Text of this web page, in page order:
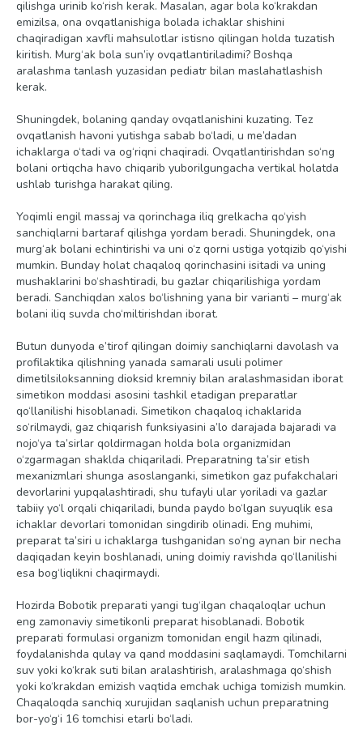
qilishga urinib ko‘rish kerak. Masalan, agar bola ko‘krakdan
emizilsa, ona ovqatlanishiga bolada ichaklar shishini
chaqiradigan xavfli mahsulotlar istisno qilingan holda tuzatish
kiritish. Murg‘ak bola sun’iy ovqatlantiriladimi? Boshqa
aralashma tanlash yuzasidan pediatr bilan maslahatlashish
kerak.
Shuningdek, bolaning qanday ovqatlanishini kuzating. Tez
ovqatlanish havoni yutishga sabab bo‘ladi, u me’dadan
ichaklarga o‘tadi va og‘riqni chaqiradi. Ovqatlantirishdan so‘ng
bolani ortiqcha havo chiqarib yuborilgungacha vertikal holatda
ushlab turishga harakat qiling.
Yoqimli engil massaj va qorinchaga iliq grelkacha qo‘yish
sanchiqlarni bartaraf qilishga yordam beradi. Shuningdek, ona
murg‘ak bolani echintirishi va uni o‘z qorni ustiga yotqizib qo‘yishi
mumkin. Bunday holat chaqaloq qorinchasini isitadi va uning
mushaklarini bo‘shashtiradi, bu gazlar chiqarilishiga yordam
beradi. Sanchiqdan xalos bo‘lishning yana bir varianti – murg‘ak
bolani iliq suvda cho‘miltirishdan iborat.
Butun dunyoda e’tirof qilingan doimiy sanchiqlarni davolash va
profilaktika qilishning yanada samarali usuli polimer
dimetilsiloksanning dioksid kremniy bilan aralashmasidan iborat
simetikon moddasi asosini tashkil etadigan preparatlar
qo‘llanilishi hisoblanadi. Simetikon chaqaloq ichaklarida
so‘rilmaydi, gaz chiqarish funksiyasini a’lo darajada bajaradi va
nojo‘ya ta’sirlar qoldirmagan holda bola organizmidan
o‘zgarmagan shaklda chiqariladi. Preparatning ta’sir etish
mexanizmlari shunga asoslanganki, simetikon gaz pufakchalari
devorlarini yupqalashtiradi, shu tufayli ular yoriladi va gazlar
tabiiy yo‘l orqali chiqariladi, bunda paydo bo‘lgan suyuqlik esa
ichaklar devorlari tomonidan singdirib olinadi. Eng muhimi,
preparat ta’siri u ichaklarga tushganidan so‘ng aynan bir necha
daqiqadan keyin boshlanadi, uning doimiy ravishda qo‘llanilishi
esa bog‘liqlikni chaqirmaydi.
Hozirda Bobotik preparati yangi tug‘ilgan chaqaloqlar uchun
eng zamonaviy simetikonli preparat hisoblanadi. Bobotik
preparati formulasi organizm tomonidan engil hazm qilinadi,
foydalanishda qulay va qand moddasini saqlamaydi. Tomchilarni
suv yoki ko‘krak suti bilan aralashtirish, aralashmaga qo‘shish
yoki ko‘krakdan emizish vaqtida emchak uchiga tomizish mumkin.
Chaqaloqda sanchiq xurujidan saqlanish uchun preparatning
bor-yo‘g‘i 16 tomchisi etarli bo‘ladi.